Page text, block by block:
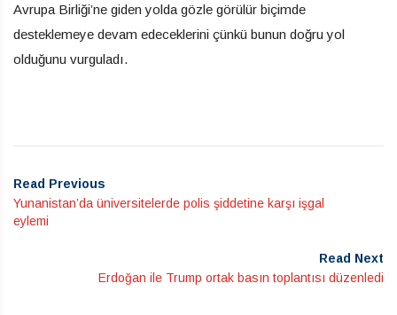
Avrupa Birliği’ne giden yolda gözle görülür biçimde
desteklemeye devam edeceklerini çünkü bunun doğru yol
olduğunu vurguladı.
Read Previous
Yunanistan’da üniversitelerde polis şiddetine karşı işgal
eylemi
Read Next
Erdoğan ile Trump ortak basın toplantısı düzenledi